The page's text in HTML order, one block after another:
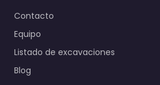
Contacto
Equipo
Listado de excavaciones
Blog